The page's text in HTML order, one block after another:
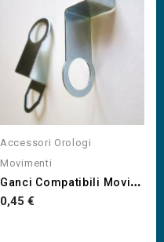
Accessori Orologi
Movimenti
G
Anci Compatibili Movimenti...
Prezzo
0,45 €